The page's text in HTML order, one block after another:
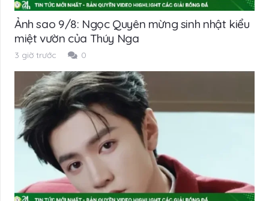
Ảnh sao 9/8: Ngọc Quyên mừng sinh nhật kiểu
miệt vườn của Thúy Nga
3 giờ trước 0